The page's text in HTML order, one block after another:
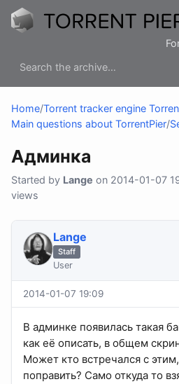
Home/Torrent tracker engine
Main questions about TorrentPier/
Админка
Started by Lange on 2014-01-07
views
Lange
Staff
User
2014-01-07 19:09
В админке появилась такая
как её описать, в общем
Может кто встречался с
поправить? Само откуда то